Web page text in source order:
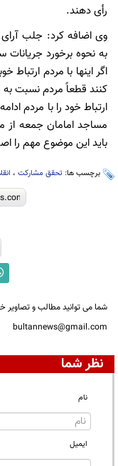
رأی دهند.
وی اضافه کرد: جلب
به نحوه برخورد
اگر اینها با مردم ارتباط
کنند قطعاً مردم نسبت
ارتباط خود را با مردم
مساجد امامان جمعه از
باید این موضوع مهم را
برچسب ها: تحقق مشارکت ،
شما می توانید مطالب و تصاویر
bultannews@gmail.com
نظر شما
نام
ایمیل